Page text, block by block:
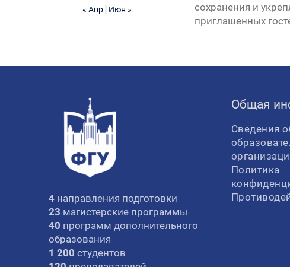
сохранения и
приглашенных
« Апр Июн »
4 направления подготовки
23 магистерские программы
40 программ дополнительного
образования
1 200 студентов
Общая
Сведения
Политика